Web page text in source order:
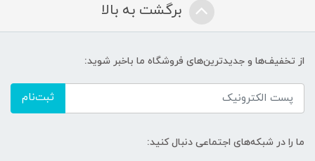
برگشت به بالا
از تخفیف‌ها و جدیدترین‌های فروشگاه ما باخبر شوید:
ثبت‌نام
ما را در شبکه‌های اجتماعی دنبال کنید: